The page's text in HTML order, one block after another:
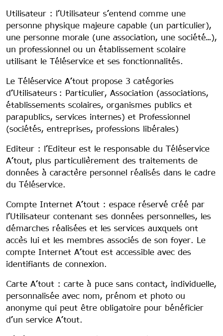
Utilisateur : l’Utilisateur s’entend comme une
personne physique majeure capable (un particulier),
une personne morale (une association, une société…),
un professionnel ou un établissement scolaire
utilisant le Téléservice et ses fonctionnalités.
Le Téléservice A’tout propose 3 catégories
d’Utilisateurs : Particulier, Association (associations,
établissements scolaires, organismes publics et
parapublics, services internes) et Professionnel
(sociétés, entreprises, professions libérales)
Editeur : l’Editeur est le responsable du Téléservice
A’tout, plus particulièrement des traitements de
données à caractère personnel réalisés dans le cadre
du Téléservice.
Compte Internet A’tout : espace réservé créé par
l’Utilisateur contenant ses données personnelles, les
démarches réalisées et les services auxquels ont
accès lui et les membres associés de son foyer. Le
compte Internet A’tout est accessible avec des
identifiants de connexion.
Carte A’tout : carte à puce sans contact, individuelle,
personnalisée avec nom, prénom et photo ou
anonyme qui peut être obligatoire pour bénéficier
d’un service A’tout.